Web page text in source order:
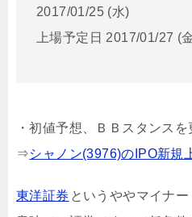
2017/01/25 (水)
上場予定日 2017/01/27 (
・初値予想、ＢＢスタンスを
⇒シャノン(3976)のIPO新規
東洋証券 というややマイナ